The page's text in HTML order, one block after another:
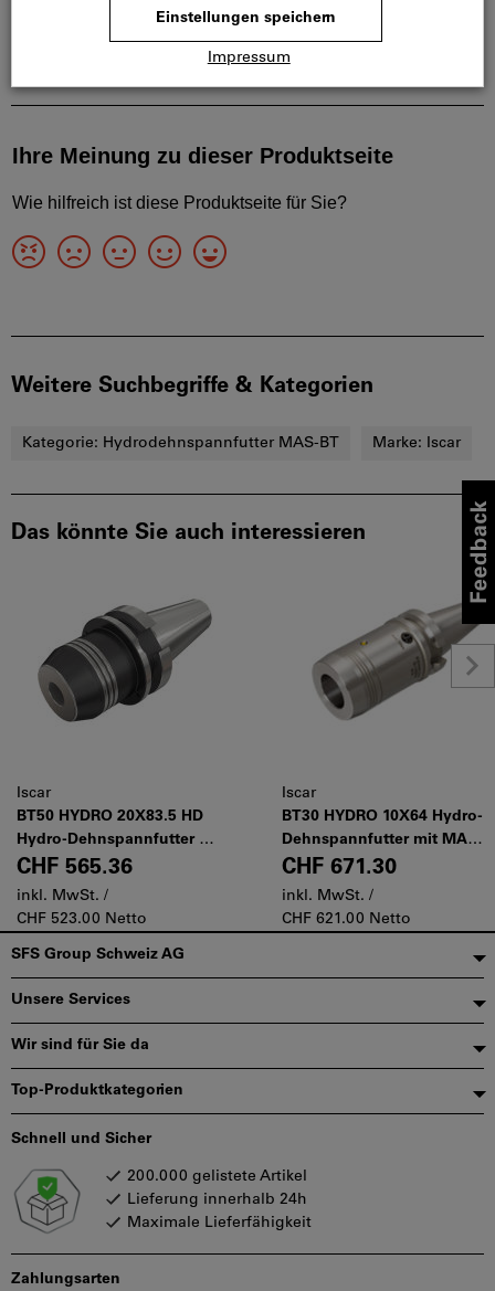
Weitere Suchbegriffe & Kategorien
Kategorie: Hydrodehnspannfutter MAS-BT Marke: Iscar
Das könnte Sie auch interessieren
Iscar
BT50 HYDRO 20X83.5 HD
Hydro-Dehnspannfutter mit
Weldon-Klemmung, BT
MAS-403 ADB-
Steilkegelaufnahmen
CHF 565.36
inkl. MwSt. /
CHF 523.00 Netto
Iscar
BT30 HYDRO 10X64 Hydro-
Dehnspannfutter mit MAS-
BT Form ADB Aufnahme
CHF 671.30
inkl. MwSt. /
CHF 621.00 Netto
Fußzeile
SFS Group Schweiz AG
Unsere Services
Wir sind für Sie da
Top-Produktkategorien
Zahlungsarten
Schnell und Sicher
200.000 gelistete Artikel
Lieferung innerhalb 24h
Maximale Lieferfähigkeit